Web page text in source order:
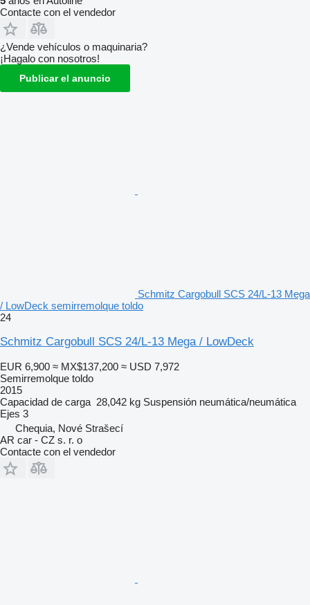
Contacte con el vendedor
¿Vende vehículos o maquinaria?
¡Hagalo con nosotros!
Publicar el anuncio
Schmitz Cargobull SCS 24/L-13 Mega
/ LowDeck semirremolque toldo
24
Schmitz Cargobull SCS 24/L-13 Mega / LowDeck
EUR 6,900 ≈ MX$137,200 ≈ USD 7,972
Semirremolque toldo
2015
Capacidad de carga 28,042 kg Suspensión neumática/neumática
Ejes 3
Chequia, Nové Strašecí
AR car - CZ s. r. o
Contacte con el vendedor